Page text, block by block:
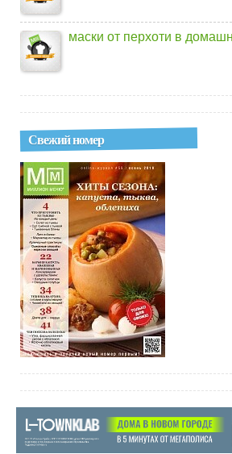
маски от перхоти в
Свежий номер